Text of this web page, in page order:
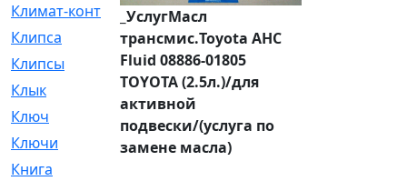
Климат-контроль
[3]
Клипса
[21]
Клипсы
[321]
Клык
[4]
Ключ
Ключи
[3]
Книга
_УслугМасл
трансмис.Toyota AHC
Fluid 08886-01805
TOYOTA (2.5л.)/для
активной
подвески/(услуга по
замене масла)